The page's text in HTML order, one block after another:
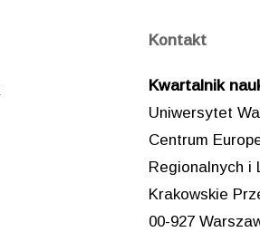
Kontakt
Kwartalnik
Uniwersytet
Centrum
Regionalnych i
Krakowskie
00-927